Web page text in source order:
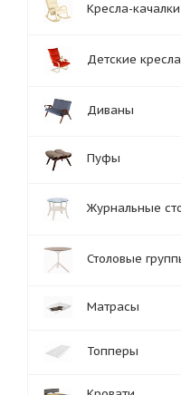
Кресла-качалки
Детские кресла
Диваны
Пуфы
Журнальные
Столовые
Матрасы
Топперы